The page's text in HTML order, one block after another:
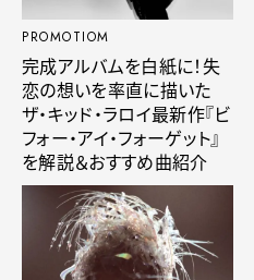
PROMOTIOM
完成アルバムを白紙に！失
恋の想いを率直に描いた
ザ・キッド・ラロイ最新作『ビ
フォー・アイ・フォーゲット』
を解説＆おすすめ曲紹介